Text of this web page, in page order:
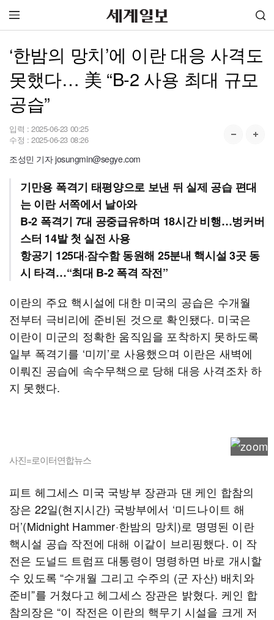
‘한밤의 망치’에 이란 대응 사격도
못했다… 美 “B-2 사용 최대 규모
공습”
입력 : 2025-06-23 00:25
수정 : 2025-06-23 08:26
조성민 기자 josungmin@segye.com
기만용 폭격기 태평양으로 보낸 뒤 실제 공습 편대
는 이란 서쪽에서 날아와
B-2 폭격기 7대 공중급유하며 18시간 비행…벙커버
스터 14발 첫 실전 사용
항공기 125대·잠수함 동원해 25분내 핵시설 3곳 동
시 타격…“최대 B-2 폭격 작전”
이란의 주요 핵시설에 대한 미국의 공습은 수개월
전부터 극비리에 준비된 것으로 확인됐다. 미국은
이란이 미군의 정확한 움직임을 포착하지 못하도록
일부 폭격기를 ‘미끼’로 사용했으며 이란은 새벽에
이뤄진 공습에 속수무책으로 당해 대응 사격조차 하
지 못했다.
사진=로이터연합뉴스
피트 헤그세스 미국 국방부 장관과 댄 케인 합참의
장은 22일(현지시간) 국방부에서 ‘미드나이트 해
머’(Midnight Hammer·한밤의 망치)로 명명된 이란
핵시설 공습 작전에 대해 이같이 브리핑했다. 이 작
전은 도널드 트럼프 대통령이 명령하면 바로 개시할
수 있도록 “수개월 그리고 수주의 (군 자산) 배치와
준비”를 거쳤다고 헤그세스 장관은 밝혔다. 케인 합
참의장은 “이 작전은 이란의 핵무기 시설을 크게 저